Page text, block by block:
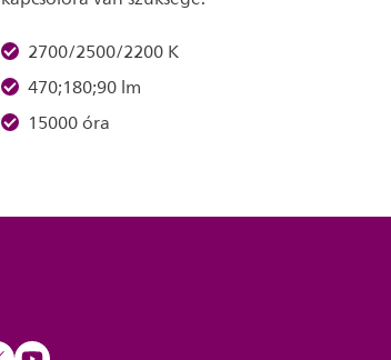
2700/2500/2200 K
470;180;90 lm
15000 óra